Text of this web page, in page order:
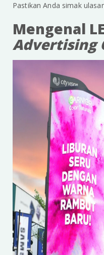
Pastikan Anda simak
Mengenal
Advertising